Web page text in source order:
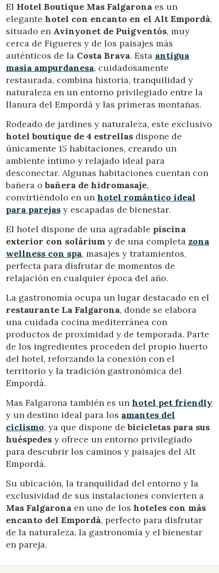
El Hotel Boutique Mas Falgarona es un
elegante hotel con encanto en el Alt Empordà,
situado en Avinyonet de Puigventós, muy
cerca de Figueres y de los paisajes más
auténticos de la Costa Brava. Esta antigua
masía ampurdanesa, cuidadosamente
restaurada, combina historia, tranquilidad y
naturaleza en un entorno privilegiado entre la
llanura del Empordà y las primeras montañas.
Rodeado de jardines y naturaleza, este exclusivo
hotel boutique de 4 estrellas dispone de
únicamente 15 habitaciones, creando un
ambiente íntimo y relajado ideal para
desconectar. Algunas habitaciones cuentan con
bañera obañera de hidromasaje,
convirtiéndolo en un hotel romántico ideal
para parejas y escapadas de bienestar.
El hotel dispone de una agradable piscina
exterior con solárium y de una completa zona
wellness con spa, masajes y tratamientos,
perfecta para disfrutar de momentos de
relajación en cualquier época del año.
La gastronomía ocupa un lugar destacado en el
restaurante La Falgarona, donde se elabora
una cuidada cocina mediterránea con
productos de proximidad y de temporada. Parte
de los ingredientes proceden del propio huerto
del hotel, reforzando la conexión con el
territorio y la tradición gastronómica del
Empordà.
Mas Falgarona también es un hotel pet friendly
y un destino ideal para los amantes del
ciclismo, ya que dispone debicicletas para sus
huéspedes y ofrece un entorno privilegiado
para descubrir los caminos y paisajes del Alt
Empordà.
Su ubicación, la tranquilidad del entorno y la
exclusividad de sus instalaciones convierten a
Mas Falgarona en uno de los hoteles con más
encanto del Empordà, perfecto para disfrutar
de la naturaleza, la gastronomía y el bienestar
en pareja.
Modificar cookies
Técnicas y funcionales
Siempre activas
Este sitio web utiliza Cookies propias para recopilar
información con la finalidad de mejorar nuestros servicios.
Si continua navegando, supone la aceptación de la
instalación de las mismas. El usuario tiene la posibilidad
de configurar su navegador pudiendo, si así lo desea,
impedir que sean instaladas en su disco duro, aunque
deberá tener en cuenta que dicha acción podrá ocasionar
dificultades de navegación de la página web.
Analíticas y personalización
Permiten realizar el seguimiento y análisis del
comportamiento de los usuarios de este sitio web. La
información recogida mediante este tipo de cookies se
utiliza en la medición de la actividad de la web para la
elaboración de perfiles de navegación de los usuarios con
el fin de introducir mejoras en función del análisis de los
datos de uso que hacen los usuarios del servicio. Permiten
guardar la información de preferencia del usuario para
mejorar la calidad de nuestros servicios y para ofrecer una
Marketing y publicidad
Estas cookies son utilizadas para almacenar información
sobre las preferencias y elecciones personales del usuario
a través de la observación continuada de sus hábitos de
navegación. Gracias a ellas, podemos conocer los hábitos
de navegación en el sitio web y mostrar publicidad